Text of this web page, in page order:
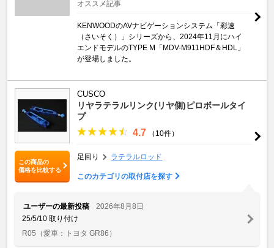
オススメ記事
KENWOODのAVナビゲーションシステム「彩速
（さいそく）」シリーズから、2024年11月にハイ
エンドモデルのTYPE M「MDV-M911HDF＆HDL」
が登場しました。
この商品の
価格を比較する
CUSCO
リヤラテラルリンク(リヤ側)ピロボールタイ
プ
4.7 （10件）
足回り ラテラルロッド
このカテゴリの取付店を探す
ユーザーの最新投稿
2026年8月8日
25/5/10 取り付け
R05 （愛車：トヨタ GR86）